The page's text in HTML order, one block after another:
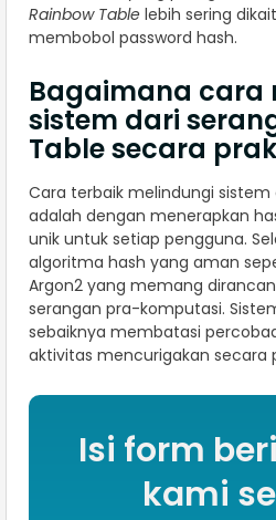
Rainbow Table lebih sering
membobol password hash.
Bagaimana cara
sistem dari
Table secara
Cara terbaik melindungi sistem
adalah dengan menerapkan
unik untuk setiap pengguna.
algoritma hash yang aman
Argon2 yang memang
serangan pra-komputasi.
sebaiknya membatasi
aktivitas mencurigakan secara
Isi form
kami